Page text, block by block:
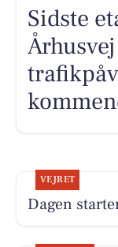
Sidste
VEJRET
Dagen